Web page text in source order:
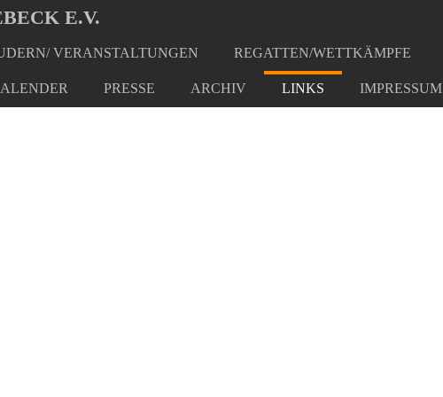
E.V.
VERANSTALTUNGEN REGATTEN/WETTKÄMPFE
PRESSE ARCHIV LINKS IMPRESSUM